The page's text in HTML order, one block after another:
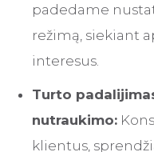
padedame
režimą, siekiant
interesus.
Turto
nutraukimo:
klientus,